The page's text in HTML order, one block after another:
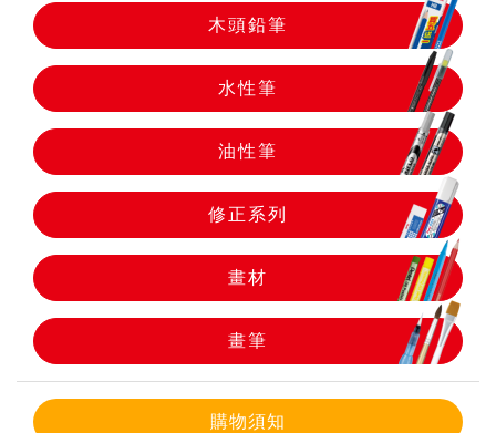
油性筆
修正系列
畫材
畫筆
木頭鉛筆
水性筆
油性筆
修正系列
畫材
畫筆
購物須知